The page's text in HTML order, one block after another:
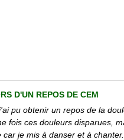
D'UN REPOS DE CEM
pu obtenir un repos de la
fois ces douleurs disparues,
je mis à danser et à